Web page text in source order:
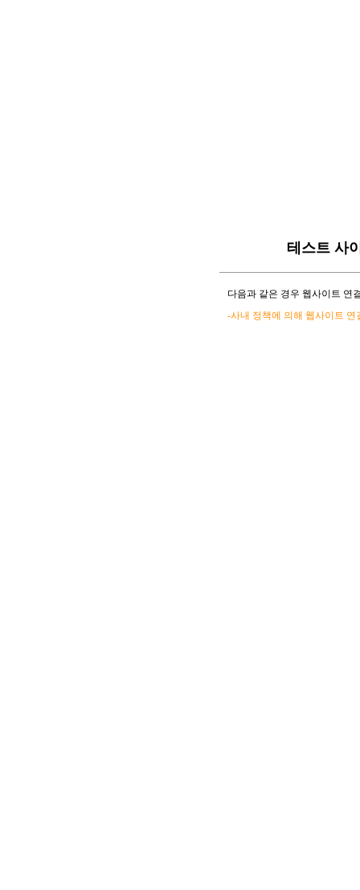
테스트 사
다음과 같은 경우 웹사이트 연
-사내 정책에 의해 웹사이트